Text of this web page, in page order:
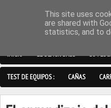
INICIO EL BLACK BASS SU
TEST DE EQUIPOS : CAÑAS
This site uses
are shared with
statistics, and to